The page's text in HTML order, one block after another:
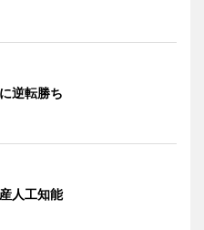
逆転勝ち
人工知能